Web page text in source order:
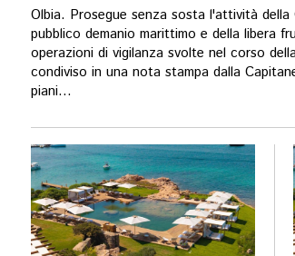
Olbia. Prosegue senza sosta l'attività
pubblico demanio marittimo e della libera
operazioni di vigilanza svolte nel corso
condiviso in una nota stampa dalla
piani...